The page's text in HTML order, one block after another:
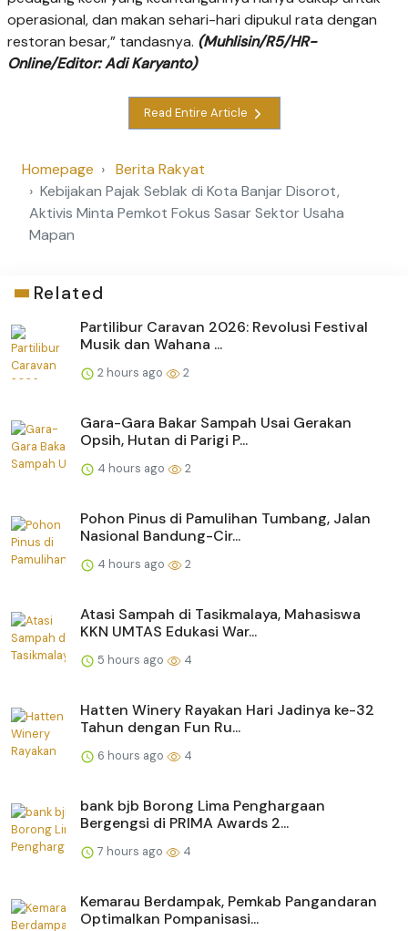
operasional, dan makan sehari-hari dipukul rata dengan
restoran besar,” tandasnya. (Muhlisin/R5/HR-
Online/Editor: Adi Karyanto)
Read Entire Article
Homepage
Berita Rakyat
Kebijakan Pajak Seblak di Kota Banjar Disorot,
Aktivis Minta Pemkot Fokus Sasar Sektor Usaha
Mapan
Related
Partilibur Caravan 2026: Revolusi Festival
Musik dan Wahana ...
2 hours ago 2
Gara-Gara Bakar Sampah Usai Gerakan
Opsih, Hutan di Parigi P...
4 hours ago 2
Pohon Pinus di Pamulihan Tumbang, Jalan
Nasional Bandung-Cir...
4 hours ago 2
Atasi Sampah di Tasikmalaya, Mahasiswa
KKN UMTAS Edukasi War...
5 hours ago 4
Hatten Winery Rayakan Hari Jadinya ke-32
Tahun dengan Fun Ru...
6 hours ago 4
bank bjb Borong Lima Penghargaan
Bergengsi di PRIMA Awards 2...
7 hours ago 4
Kemarau Berdampak, Pemkab Pangandaran
Optimalkan Pompanisasi...